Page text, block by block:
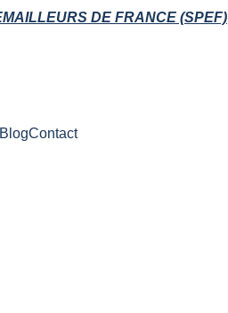
DE FRANCE (SPEF)
BlogContact